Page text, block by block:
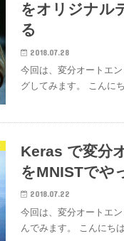
をオリジナル
る
2018.07.28
今回は、変分オートエ
グしてみます。 こんに
Keras で変分
をMNISTでや
2018.07.22
今回は、変分オートエ
んでみます。 こんにち